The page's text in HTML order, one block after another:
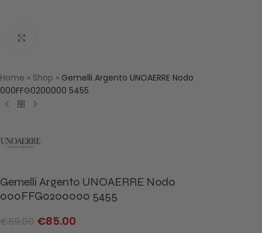
Home » Shop » Gemelli Argento UNOAERRE Nodo
000FFG0200000 5455
Gemelli Argento UNOAERRE Nodo
000FFG0200000 5455
€89.00 €85.00